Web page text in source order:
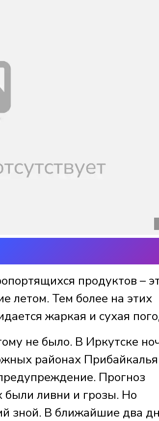
продуктов –
летом. Тем более на этих
жаркая и сухая
не было. В Иркутске
районах Прибайкалья
Прогноз
были ливни и грозы. Но
зной. В ближайшие два